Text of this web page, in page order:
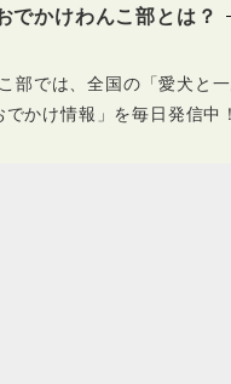
でかけわんこ部とは？
部では、全国の「愛犬と
でかけ情報」を毎日発信中！